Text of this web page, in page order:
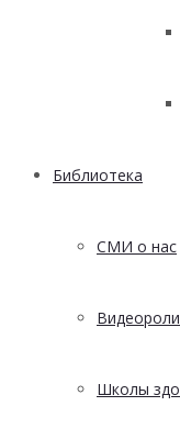
Библиотека
СМИ о нас
Школы